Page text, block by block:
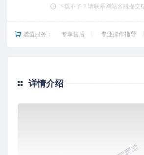
下载不了？请联系网站客服提交
增值服务： 专享售后 专业操作指导
详情介绍